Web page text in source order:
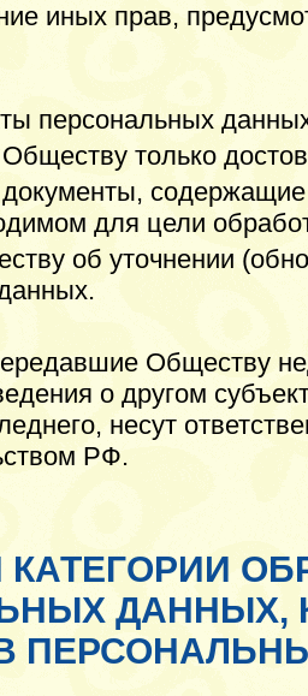
иных прав,
персональных
Обществу только
документы,
для цели
об уточнении
Обществу
о другом
несут
РФ.
КАТЕГОРИИ
ДАННЫХ,